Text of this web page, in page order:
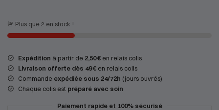
🚨 Plus que 2 en stock !
Expédition à partir de 2,50 € en relais colis
Livraison offerte dès 49 € en relais colis
Commande expédiée sous 24/72h (jours ouvrés)
Chaque colis est préparé avec soin
Paiement rapide et 100% sécurisé